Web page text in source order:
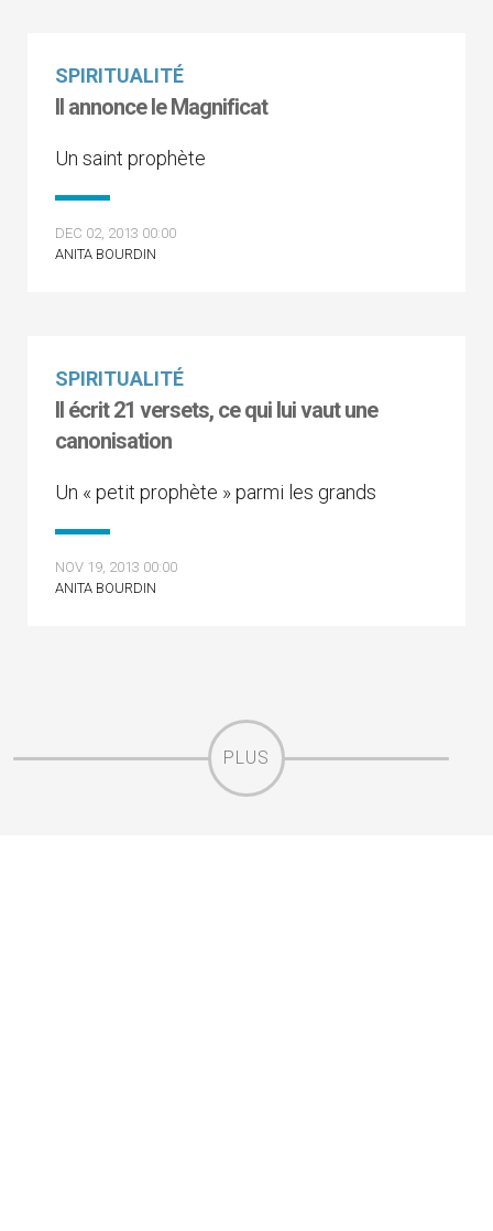
SPIRITUALITÉ
Il annonce le Magnificat
Un saint prophète
DEC 02, 2013 00:00
ANITA BOURDIN
SPIRITUALITÉ
Il écrit 21 versets, ce qui lui vaut une
canonisation
Un « petit prophète » parmi les grands
NOV 19, 2013 00:00
ANITA BOURDIN
PLUS